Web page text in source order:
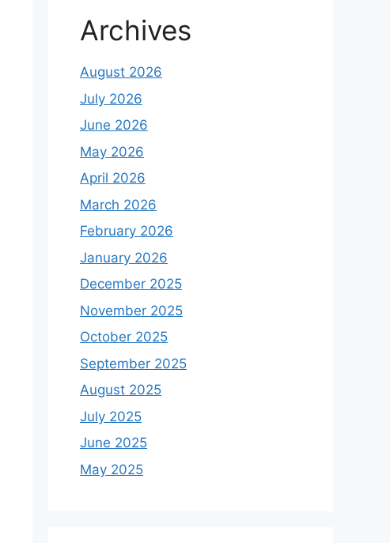
Archives
August 2026
July 2026
June 2026
May 2026
April 2026
March 2026
February 2026
January 2026
December 2025
November 2025
October 2025
September 2025
August 2025
July 2025
June 2025
May 2025